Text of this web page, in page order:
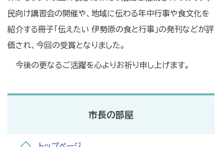
民向け講習会の開催や、地域に伝わる年中行事や食文化を
紹介する冊子「伝えたい 伊勢原の食と行事」の発刊などが評
価され、今回の受賞となりました。
今後の更なるご活躍を心よりお祈り申し上げます。
市長の部屋